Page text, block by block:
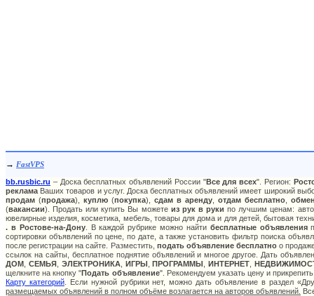
→ FastVPS
bb.rusbic.ru – Доска бесплатных объявлений России "Все для всех". Регион:
реклама Ваших товаров и услуг. Доска бесплатных объявлений имеет широкий
продам (продажа), куплю(покупка), сдам в аренду, отдам бесплатно,
(вакансии). Продать или купить Вы можете из рук в руки по лучшим ценам:
ювелирные изделия, косметика, мебель, товары для дома и для детей, бытовая
. в Ростове-на-Дону. В каждой рубрике можно найти бесплатные объявления
сортировки объявлений по цене, по дате, а также установить фильтр поиска
после регистрации на сайте. Разместить, подать объявление бесплатно о
ссылок на сайты, бесплатное поднятие объявлений и многое другое. Дать
ДОМ СЕМЬЯ, ЭЛЕКТРОНИКА, ИГРЫ ,ПРОГРАММЫ ,ИНТЕРНЕТ ,
щелкните на кнопку "Подать объявление". Рекомендуем указать цену и
Карту категорий. Если нужной рубрики нет, можно дать объявление в раздел
размещаемых объявлений в полном объёме возлагается на авторов объявлений.